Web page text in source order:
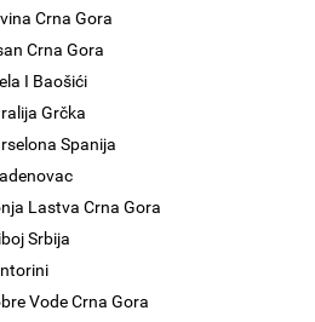
Crna Gora
Crna Gora
I Baošići
Grčka
Spanija
Lastva Crna Gora
Srbija
Vode Crna Gora